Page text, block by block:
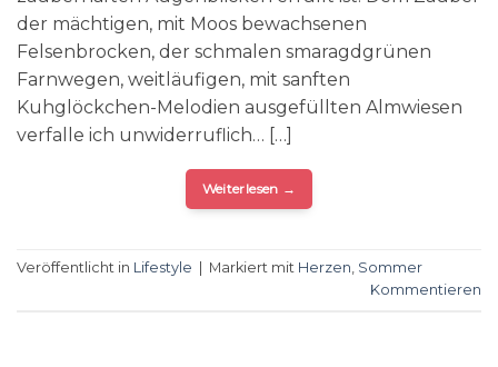
der mächtigen, mit Moos bewachsenen
Felsenbrocken, der schmalen smaragdgrünen
Farnwegen, weitläufigen, mit sanften
Kuhglöckchen-Melodien ausgefüllten Almwiesen
verfalle ich unwiderruflich… […]
Weiterlesen →
Veröffentlicht in Lifestyle Markiert mit Herzen Sommer
Kommentieren